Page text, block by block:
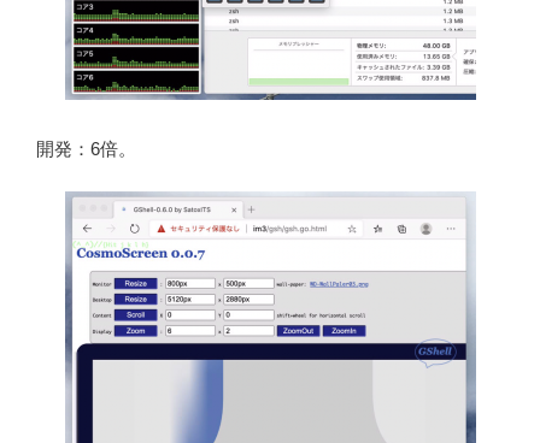
開発：6倍。